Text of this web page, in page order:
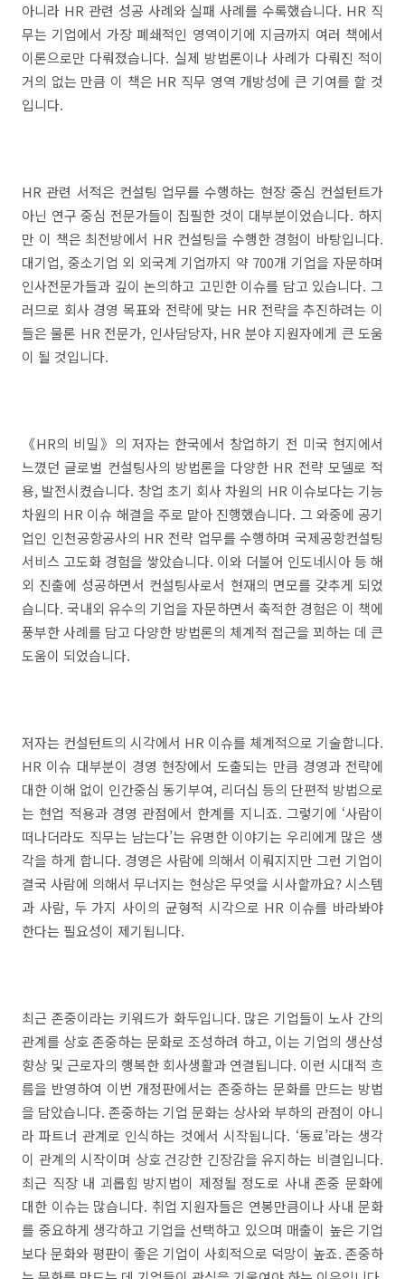
아니라 HR 관련 성공 사례와 실패 사례를 수록했습니다. HR 직
무는 기업에서 가장 폐쇄적인 영역이기에 지금까지 여러 책에서
이론으로만 다뤄졌습니다. 실제 방법론이나 사례가 다뤄진 적이
거의 없는 만큼 이 책은 HR 직무 영역 개방성에 큰 기여를 할 것
입니다.
HR 관련 서적은 컨설팅 업무를 수행하는 현장 중심 컨설턴트가
아닌 연구 중심 전문가들이 집필한 것이 대부분이었습니다. 하지
만 이 책은 최전방에서 HR 컨설팅을 수행한 경험이 바탕입니다.
대기업, 중소기업 외 외국계 기업까지 약 700개 기업을 자문하며
인사전문가들과 깊이 논의하고 고민한 이슈를 담고 있습니다. 그
러므로 회사 경영 목표와 전략에 맞는 HR 전략을 추진하려는 이
들은 물론 HR 전문가, 인사담당자, HR 분야 지원자에게 큰 도움
이 될 것입니다.
《HR의 비밀》의 저자는 한국에서 창업하기 전 미국 현지에서
느꼈던 글로벌 컨설팅사의 방법론을 다양한 HR 전략 모델로 적
용, 발전시켰습니다. 창업 초기 회사 차원의 HR 이슈보다는 기능
차원의 HR 이슈 해결을 주로 맡아 진행했습니다. 그 와중에 공기
업인 인천공항공사의 HR 전략 업무를 수행하며 국제공항컨설팅
서비스 고도화 경험을 쌓았습니다. 이와 더불어 인도네시아 등 해
외 진출에 성공하면서 컨설팅사로서 현재의 면모를 갖추게 되었
습니다. 국내외 유수의 기업을 자문하면서 축적한 경험은 이 책에
풍부한 사례를 담고 다양한 방법론의 체계적 접근을 꾀하는 데 큰
도움이 되었습니다.
저자는 컨설턴트의 시각에서 HR 이슈를 체계적으로 기술합니다.
HR 이슈 대부분이 경영 현장에서 도출되는 만큼 경영과 전략에
대한 이해 없이 인간중심 동기부여, 리더십 등의 단편적 방법으로
는 현업 적용과 경영 관점에서 한계를 지니죠. 그렇기에 ‘사람이
떠나더라도 직무는 남는다’는 유명한 이야기는 우리에게 많은 생
각을 하게 합니다. 경영은 사람에 의해서 이뤄지지만 그런 기업이
결국 사람에 의해서 무너지는 현상은 무엇을 시사할까요? 시스템
과 사람, 두 가지 사이의 균형적 시각으로 HR 이슈를 바라봐야
한다는 필요성이 제기됩니다.
최근 존중이라는 키워드가 화두입니다. 많은 기업들이 노사 간의
관계를 상호 존중하는 문화로 조성하려 하고, 이는 기업의 생산성
향상 및 근로자의 행복한 회사생활과 연결됩니다. 이런 시대적 흐
름을 반영하여 이번 개정판에서는 존중하는 문화를 만드는 방법
을 담았습니다. 존중하는 기업 문화는 상사와 부하의 관점이 아니
라 파트너 관계로 인식하는 것에서 시작됩니다. ‘동료’라는 생각
이 관계의 시작이며 상호 건강한 긴장감을 유지하는 비결입니다.
최근 직장 내 괴롭힘 방지법이 제정될 정도로 사내 존중 문화에
대한 이슈는 많습니다. 취업 지원자들은 연봉만큼이나 사내 문화
를 중요하게 생각하고 기업을 선택하고 있으며 매출이 높은 기업
보다 문화와 평판이 좋은 기업이 사회적으로 덕망이 높죠. 존중하